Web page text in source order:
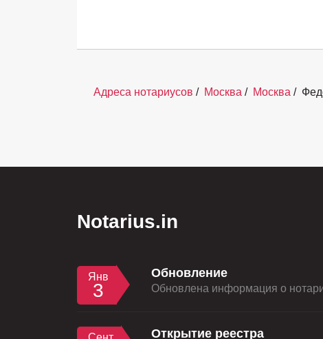
Адреса нотариусов / Москва / Москва /
Notarius.in
Янв
3
Обновление
Обновлена информация о
Открытие реестра